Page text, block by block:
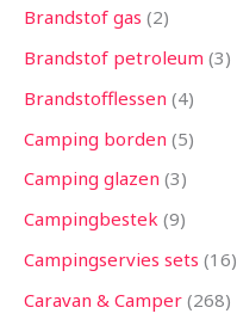
Brandstof gas 2
Brandstof petroleum 3
Brandstofflessen 4
Camping borden 5
Camping glazen 3
Campingbestek 9
Campingservies sets 16
Caravan & Camper 268